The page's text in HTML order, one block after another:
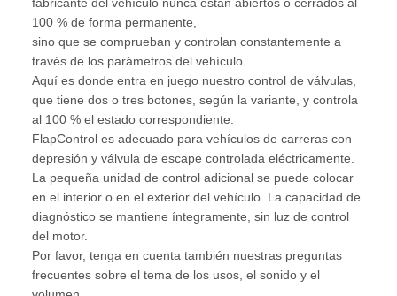
100 % de forma permanente,
sino que se comprueban y controlan constantemente a
través de los parámetros del vehículo.
Aquí es donde entra en juego nuestro control de válvulas,
que tiene dos o tres botones, según la variante, y controla
al 100 % el estado correspondiente.
FlapControl es adecuado para vehículos de carreras con
depresión y válvula de escape controlada eléctricamente.
La pequeña unidad de control adicional se puede colocar
en el interior o en el exterior del vehículo. La capacidad de
diagnóstico se mantiene íntegramente, sin luz de control
del motor.
Por favor, tenga en cuenta también nuestras preguntas
frecuentes sobre el tema de los usos, el sonido y el